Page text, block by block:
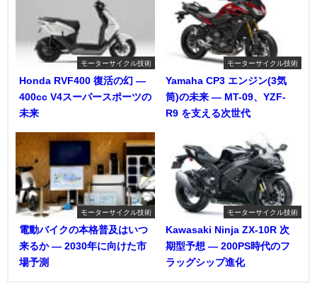
モーターサイクル技術
Honda RVF400 復活の幻 ―
400cc V4スーパースポーツの
未来
モーターサイクル技術
Yamaha CP3 エンジン(3気
筒)の未来 ― MT-09、YZF-
R9 を支える次世代
モーターサイクル技術
電動バイクの本格普及はいつ
来るか ― 2030年に向けた市
場予測
モーターサイクル技術
Kawasaki Ninja ZX-10R 次
期型予想 ― 200PS時代のフ
ラッグシップ進化